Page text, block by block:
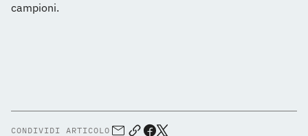
campioni.
CONDIVIDI ARTICOLO